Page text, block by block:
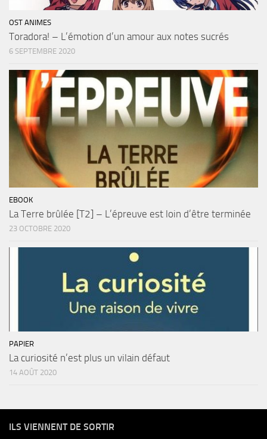
OST ANIMES
Toradora! – L’émotion d’un amour aux notes sucrés
6 SEPTEMBRE 2020
EBOOK
La Terre brûlée [T2] – L’épreuve est loin d’être terminée
23 OCTOBRE 2020
PAPIER
La curiosité n’est plus un vilain défaut
14 AOÛT 2020
ILS VIENNENT DE SORTIR